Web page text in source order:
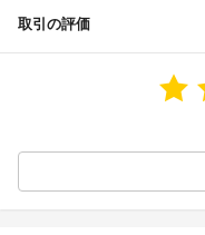
取引の評価